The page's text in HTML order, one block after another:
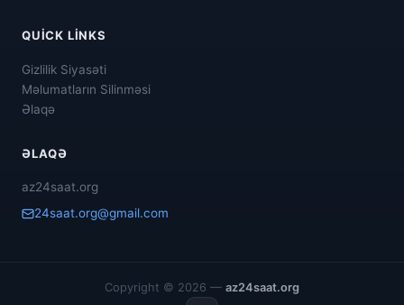
QUICK LINKS
Gizlilik Siyasəti
Məlumatların Silinməsi
Əlaqə
ƏLAQƏ
az24saat.org
24saat.org@gmail.com
Copyright © 2026 — az24saat.org